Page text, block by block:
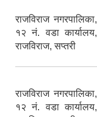
राजविराज नगरपालिका,
१२ नं. वडा कार्यालय,
राजविराज, सप्तरी
राजविराज नगरपालिका,
१२ नं. वडा कार्यालय,